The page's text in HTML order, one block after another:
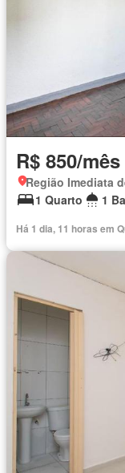
R$ 850/mês
1 Quarto
1
Há 1 dia, 11 horas em